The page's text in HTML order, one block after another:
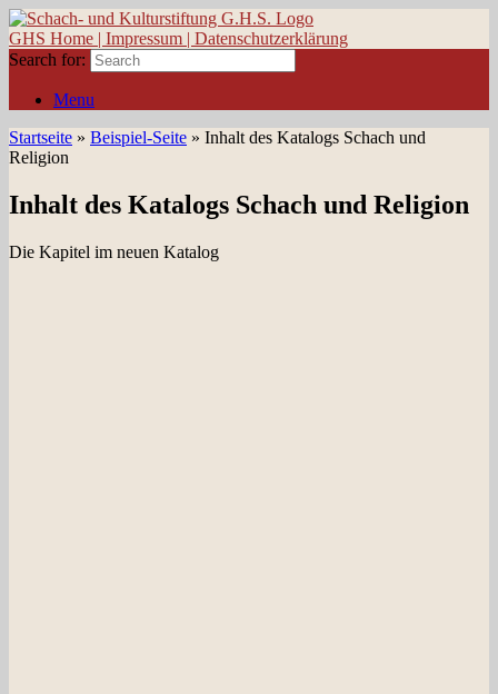
GHS Home | Impressum | Datenschutzerklärung
Search for:
Menu
Startseite » Beispiel-Seite » Inhalt des Katalogs Schach und
Religion
Inhalt des Katalogs Schach und Religion
Die Kapitel im neuen Katalog